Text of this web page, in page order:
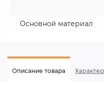
Основной материал
Описание товара